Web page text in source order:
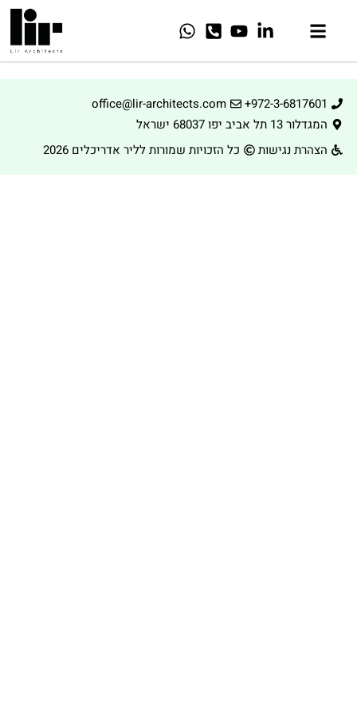
+972-3-6817601
office@lir-architects.com
המגדלור 13 תל אביב יפו 68037 ישראל
הצהרת נגישות
כל הזכויות שמורות לליר אדריכלים 2026